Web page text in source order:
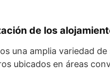
de los
una amplia variedad
ubicados en áreas